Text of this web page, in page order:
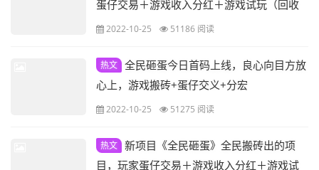
蛋仔交易＋游戏收入分红＋游戏试玩（回收
装备得铁锤）
2022-10-25 51186 阅读
热文 全民砸蛋今日首码上线，良心向目方放
心上，游戏搬砖+蛋仔交义+分宏
2022-10-25 51275 阅读
热文 新项目《全民砸蛋》全民搬砖出的项
目，玩家蛋仔交易＋游戏收入分红＋游戏试